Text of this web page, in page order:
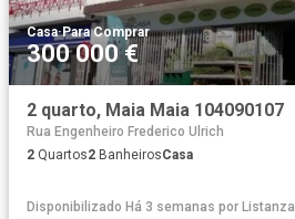
Casa·Para Comprar
300 000 €
2 quarto, Maia Maia 104090107
Rua Engenheiro Frederico Ulrich
2 Quartos2 BanheirosCasa
Disponibilizado Há 3 semanas por Listanza